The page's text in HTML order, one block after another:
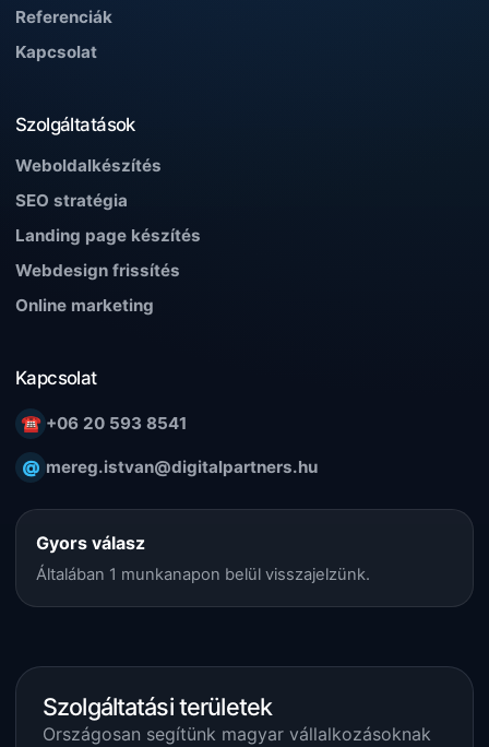
Referenciák
Kapcsolat
Szolgáltatások
Weboldalkészítés
SEO stratégia
Landing page készítés
Webdesign frissítés
Online marketing
Kapcsolat
☎ +06 20 593 8541
@ mereg.istvan@digitalpartners.hu
Gyors válasz
Általában 1 munkanapon belül visszajelzünk.
Szolgáltatási területek
Országosan segítünk magyar vállalkozásoknak